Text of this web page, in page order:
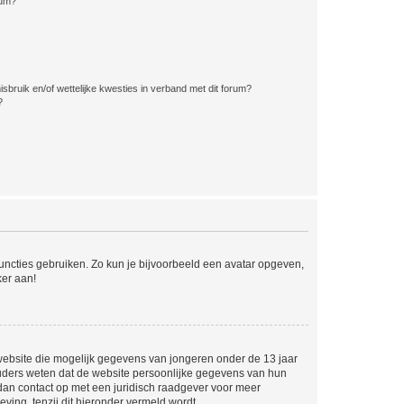
en/of wettelijke kwesties in verband met dit forum?
gebruiken. Zo kun je bijvoorbeeld een avatar opgeven,
aan!
die mogelijk gegevens van jongeren onder de 13 jaar
weten dat de website persoonlijke gegevens van hun
contact op met een juridisch raadgever voor meer